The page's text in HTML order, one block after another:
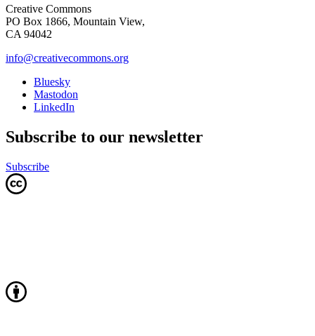
Creative Commons
PO Box 1866, Mountain View,
CA 94042
info@creativecommons.org
Bluesky
Mastodon
LinkedIn
Subscribe to our newsletter
Subscribe